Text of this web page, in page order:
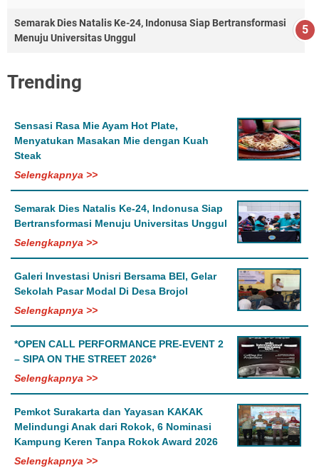
Semarak Dies Natalis Ke-24, Indonusa Siap Bertransformasi
Menuju Universitas Unggul
Trending
Sensasi Rasa Mie Ayam Hot Plate,
Menyatukan Masakan Mie dengan Kuah
Steak
Selengkapnya >>
Semarak Dies Natalis Ke-24, Indonusa Siap
Bertransformasi Menuju Universitas Unggul
Selengkapnya >>
Galeri Investasi Unisri Bersama BEI, Gelar
Sekolah Pasar Modal Di Desa Brojol
Selengkapnya >>
*OPEN CALL PERFORMANCE PRE-EVENT 2
– SIPA ON THE STREET 2026*
Selengkapnya >>
Pemkot Surakarta dan Yayasan KAKAK
Melindungi Anak dari Rokok, 6 Nominasi
Kampung Keren Tanpa Rokok Award 2026
Selengkapnya >>